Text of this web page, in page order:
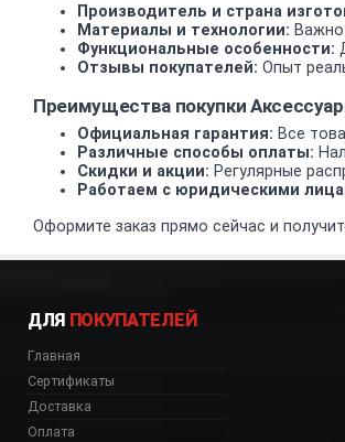
Производитель и страна
Материалы и технологии:
Функциональные особенности:
Отзывы покупателей: Опыт
Преимущества покупки
Официальная гарантия: Все
Различные способы оплаты:
Скидки и акции: Регулярные
Работаем с юридическими
Оформите заказ прямо сейчас и
ДЛЯ ПОКУПАТЕЛЕЙ
Главная
Сертификаты
Доставка
Оплата